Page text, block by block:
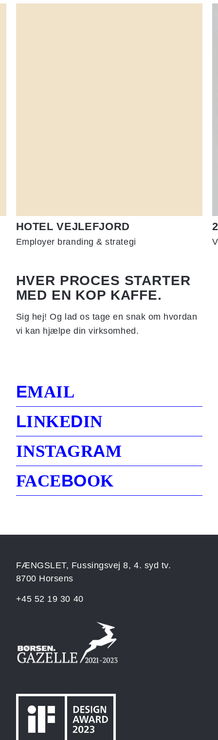
HOTEL VEJLEFJORD
Employer branding & strategi
HVER PROCES STARTER
MED EN KOP KAFFE.
Sig hej! Og lad os tage en snak om hvordan
vi kan hjælpe din virksomhed.
EMAIL
LINKEDIN
INSTAGRAM
FACEBOOK
FÆNGSLET, Fussingsvej 8, 4. syd tv.
8700 Horsens
+45 52 19 30 40